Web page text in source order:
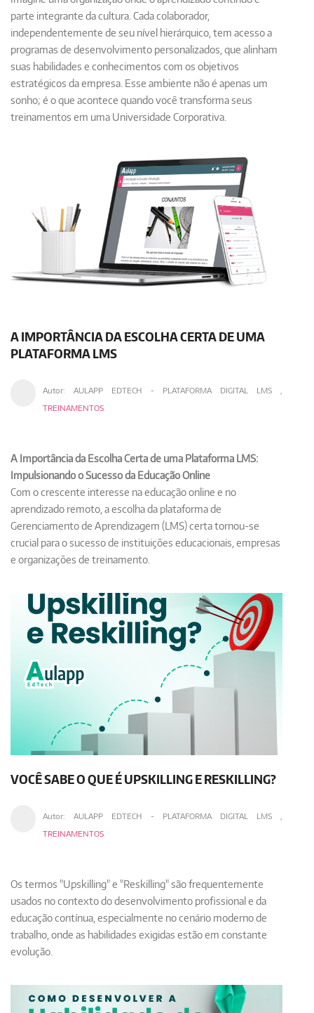
parte integrante da cultura. Cada colaborador,
independentemente de seu nível hierárquico, tem acesso a
programas de desenvolvimento personalizados, que alinham
suas habilidades e conhecimentos com os objetivos
estratégicos da empresa. Esse ambiente não é apenas um
sonho; é o que acontece quando você transforma seus
treinamentos em uma Universidade Corporativa.
A IMPORTÂNCIA DA ESCOLHA CERTA DE UMA
PLATAFORMA LMS
Autor:AULAPP EDTECH - PLATAFORMA DIGITAL LMS,
TREINAMENTOS
A Importância da Escolha Certa de uma Plataforma LMS:
Impulsionando o Sucesso da Educação Online
Com o crescente interesse na educação online e no
aprendizado remoto, a escolha da plataforma de
Gerenciamento de Aprendizagem (LMS) certa tornou-se
crucial para o sucesso de instituições educacionais, empresas
e organizações de treinamento.
VOCÊ SABE O QUE É UPSKILLING E RESKILLING?
Autor:AULAPP EDTECH - PLATAFORMA DIGITAL LMS,
TREINAMENTOS
Os termos "Upskilling" e "Reskilling" são frequentemente
usados no contexto do desenvolvimento profissional e da
educação contínua, especialmente no cenário moderno de
trabalho, onde as habilidades exigidas estão em constante
evolução.